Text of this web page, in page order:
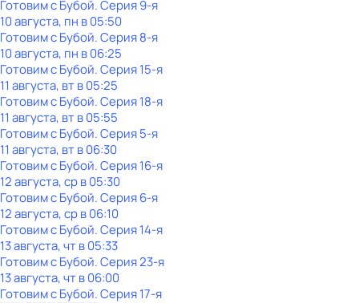
Готовим с Бубой. Серия 9-я
10 августа, пн в 05:50
Готовим с Бубой. Серия 8-я
10 августа, пн в 06:25
Готовим с Бубой. Серия 15-я
11 августа, вт в 05:25
Готовим с Бубой. Серия 18-я
11 августа, вт в 05:55
Готовим с Бубой. Серия 5-я
11 августа, вт в 06:30
Готовим с Бубой. Серия 16-я
12 августа, ср в 05:30
Готовим с Бубой. Серия 6-я
12 августа, ср в 06:10
Готовим с Бубой. Серия 14-я
13 августа, чт в 05:33
Готовим с Бубой. Серия 23-я
13 августа, чт в 06:00
Готовим с Бубой. Серия 17-я